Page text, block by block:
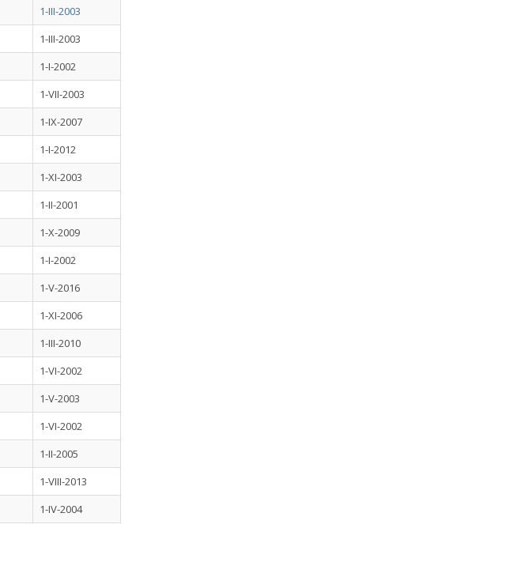
1-III-2003
1-III-2003
1-I-2002
1-VII-2003
1-IX-2007
1-I-2012
1-XI-2003
1-II-2001
1-X-2009
1-I-2002
1-V-2016
1-XI-2006
1-III-2010
1-VI-2002
1-V-2003
1-VI-2002
1-II-2005
1-VIII-2013
1-IV-2004